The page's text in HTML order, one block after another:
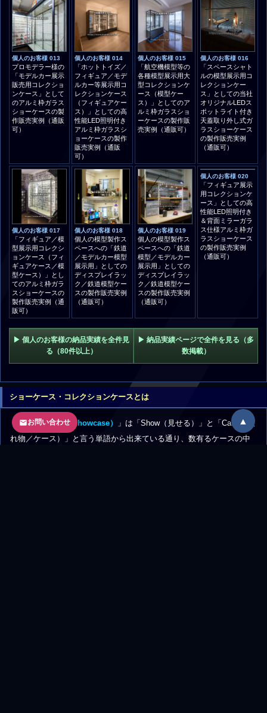
▲
お問い合わせ
個人のお客様 013
プロモデラー様の
「モデルカー展示
販売用コレクショ
ンケース」として
のアルミ枠ガラス
ショーケースの製
作販売実例（通販
可）
個人のお客様 014
「ホットトイズ／
フィギュア／モデ
ルカー等展示用コ
レクションケース
（フィギュアケー
ス）」としての高
性能LED照明付き
アルミ枠ガラスシ
ョーケースの製作
販売実例（通販
可）
個人のお客様 015
「航空機模型等の
各種模型展示用大
型コレクションケ
ース（模型ケー
ス）」としてのア
ルミ枠ガラスショ
ーケースの製作販
売実例（通販可）
個人のお客様 016
「スペースシャト
ルの模型展示用コ
レクションケー
ス」としての当社
オリジナルLEDス
ポットライト付き
天蓋取り外し式ガ
ラスショーケース
の製作販売実例
（通販可）
個人のお客様 017
「フィギュア／模
型展示用コレクシ
ョンケース（フィ
ギュアケース／模
型ケース）」とし
てのアルミ枠ガラ
スショーケースの
製作販売実例（通
販可）
個人のお客様 018
個人の模型製作ス
ペースへの「鉄道
／モデルカー模型
展示用」としての
ディスプレイラッ
ク／鉄道模型ケー
スの製作販売実例
（通販可）
個人のお客様 019
個人の模型製作ス
ペースへの「鉄道
模型／モデルカー
展示用」としての
ディスプレイラッ
ク／鉄道模型ケー
スの製作販売実例
（通販可）
個人のお客様 020
「フィギュア展示
用コレクションケ
ース」としての高
▶ 個人のお客様の納品実績を全件見
る（80件以上）
▶ 納品実績ページで全件を見る（多
数掲載）
ショーケース・コレクションケースとは
「 ショーケース（Showcase）
」は「Show（見せる）」と「Case（入
れ物／ケース）」と言う単語から出来ている通り、数有るケースの中